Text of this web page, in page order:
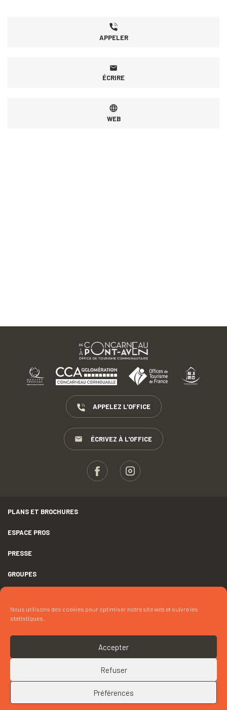
Nous utilisons des cookies pour optimiser notre site web et suivre les
statistiques.
Accepter
Refuser
Préférences
APPELER
ÉCRIRE
WEB
CONTACTEZ « LES PETITS CURIEUX – MA PREMIÈRE EXPO : AU
TEMPS DE CAMILLE CLAUDEL »
APPELEZ L'OFFICE
ÉCRIVEZ À L'OFFICE
PLANS ET BROCHURES
ESPACE PROS
PRESSE
GROUPES
DÉCLARATION D’ACCESSIBILITÉ
CRÉDITS
COOKIES
RETOUR EN HAUT